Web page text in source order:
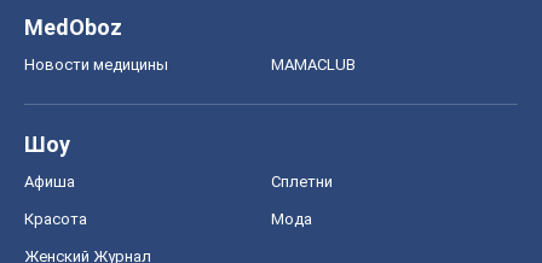
MedOboz
Новости медицины MAMACLUB
Шоу
Афиша Сплетни
Красота Мода
Женский Журнал